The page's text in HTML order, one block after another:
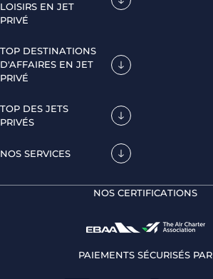
LOISIRS EN JET
PRIVÉ
TOP DESTINATIONS
D'AFFAIRES EN JET
PRIVÉ
TOP DES JETS
PRIVÉS
NOS SERVICES
NOS CERTIFICATIONS
PAIEMENTS SÉCURISÉS PAR